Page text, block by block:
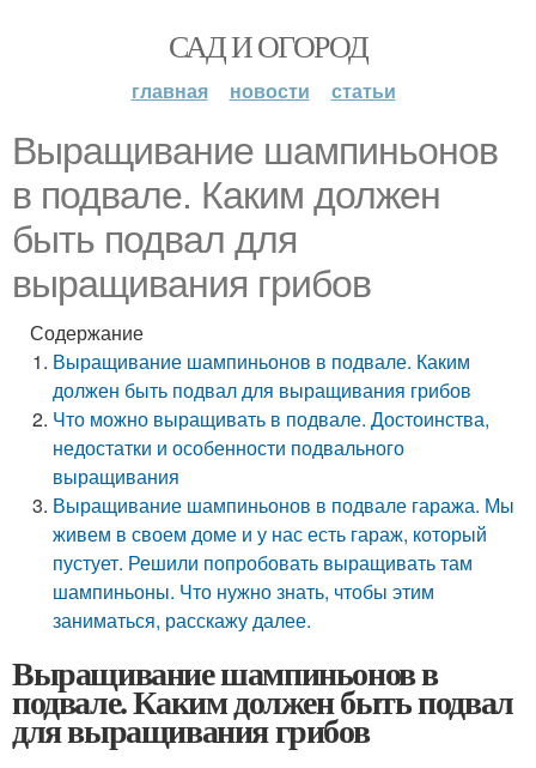
САД И ОГОРОД
главная новости статьи
Выращивание шампиньонов
в подвале. Каким должен
быть подвал для
выращивания грибов
Содержание
Выращивание шампиньонов в подвале. Каким
должен быть подвал для выращивания грибов
Что можно выращивать в подвале. Достоинства,
недостатки и особенности подвального
выращивания
Выращивание шампиньонов в подвале гаража. Мы
живем в своем доме и у нас есть гараж, который
пустует. Решили попробовать выращивать там
шампиньоны. Что нужно знать, чтобы этим
заниматься, расскажу далее.
Выращивание шампиньонов в
подвале. Каким должен быть подвал
для выращивания грибов